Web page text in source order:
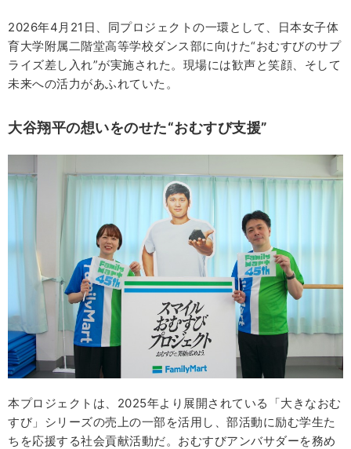
2026年4月21日、同プロジェクトの一環として、日本女子体
育大学附属二階堂高等学校ダンス部に向けた“おむすびのサプ
ライズ差し入れ”が実施された。現場には歓声と笑顔、そして
未来への活力があふれていた。
大谷翔平の想いをのせた“おむすび支援”
本プロジェクトは、2025年より展開されている「大きなおむ
すび」シリーズの売上の一部を活用し、部活動に励む学生た
ちを応援する社会貢献活動だ。おむすびアンバサダーを務め